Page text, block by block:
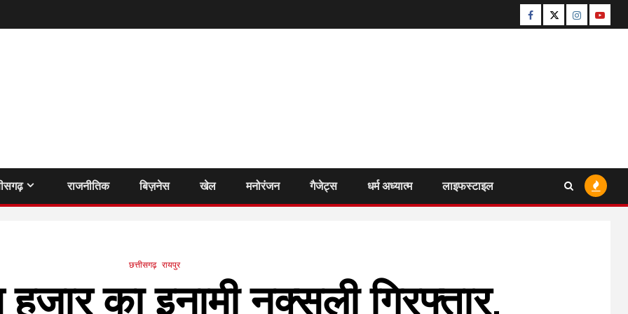
Facebook
TwitterInstagram
राजनीतिक बिज़नेस खेल मनोरंजन गैजेट्स धर्म अध्यात्म लाइफस्टाइल
छत्तीसगढ़ रायपुर
का इनामी नक्सली गिरफ्तार,